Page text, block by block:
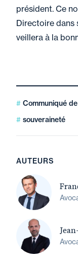
président. Ce
Directoire dans
veillera à la
Communiqué
souveraineté
AUTEURS